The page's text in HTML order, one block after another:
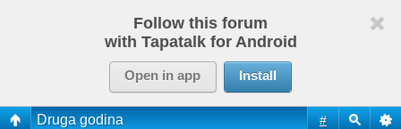
Follow this forum
with Tapatalk for Android
Open in app Install
#
Druga godina